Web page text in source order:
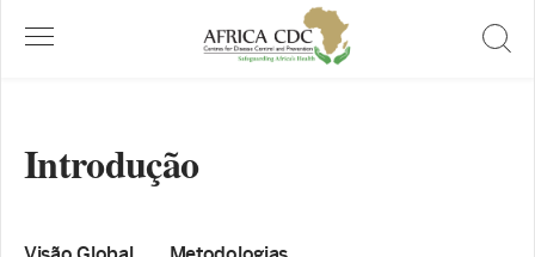
Introdução